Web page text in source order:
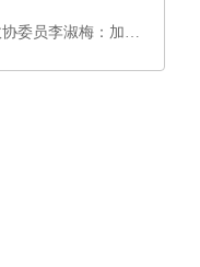
协委员李淑梅：加…